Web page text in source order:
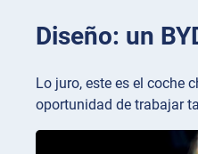
Diseño: un
Lo juro, este es el coche
oportunidad de trabajar